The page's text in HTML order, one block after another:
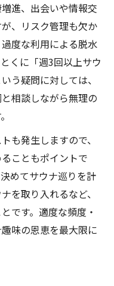
進、出会いや情報交
、リスク管理も欠か
度な利用による脱水
くに「週3回以上サウ
う疑問に対しては、
相談しながら無理の
も発生しますので、
こともポイントで
めてサウナ巡りを計
を取り入れるなど、
です。適度な頻度・
味の恩恵を最大限に